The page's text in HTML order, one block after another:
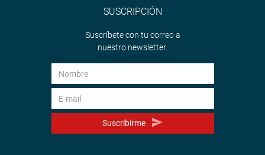
SUSCRIPCIÓN
Suscríbete con tu correo a
nuestro newsletter.
Suscribirme